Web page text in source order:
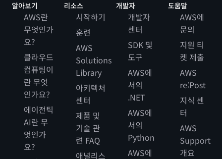
알아보기
AWS란
무엇인가
요?
클라우드
컴퓨팅이
란 무엇
인가요?
에이전틱
AI란 무
엇인가
요?
리소스
시작하기
훈련
AWS
Solutions
Library
아키텍처
센터
제품 및
기술 관
련 FAQ
애널리스
개발자
개발자
센터
SDK 및
도구
AWS에
서의
.NET
AWS에
서의
Python
AWS에
도움말
AWS에
문의
지원 티
켓 제출
AWS
re:Post
지식 센
터
AWS
Support
개요